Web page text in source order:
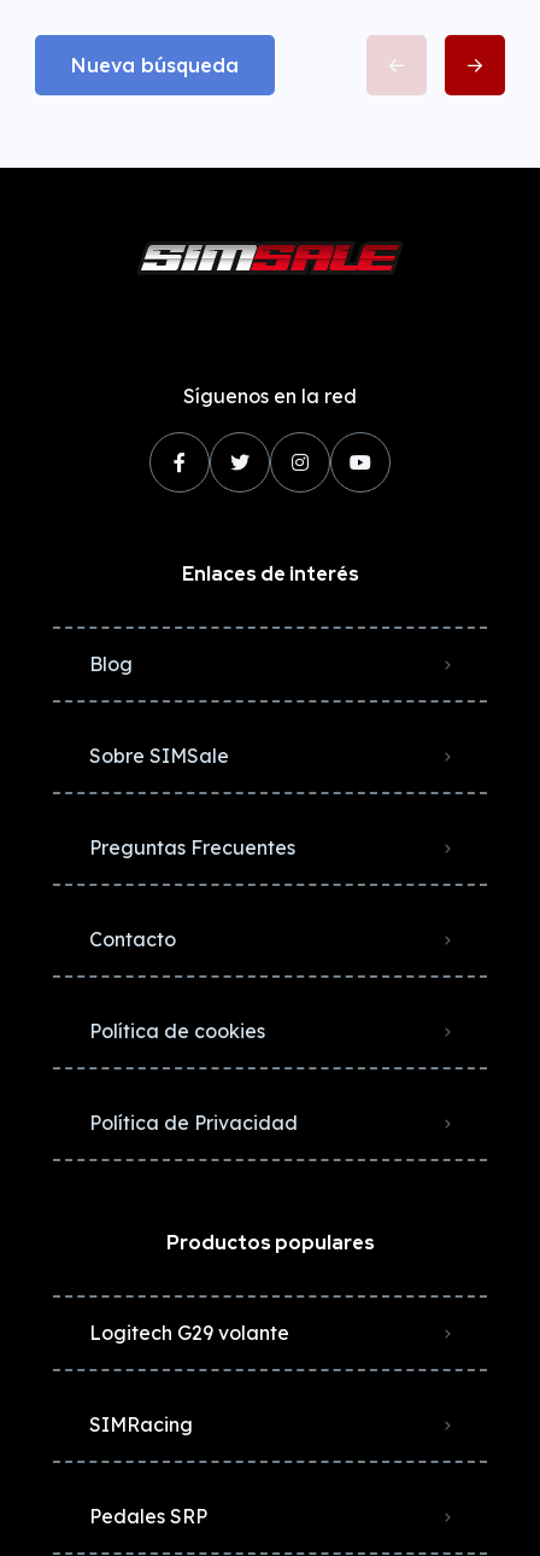
Nueva búsqueda
Síguenos en la red
Enlaces de interés
Blog
Sobre SIMSale
Preguntas Frecuentes
Contacto
Política de cookies
Política de Privacidad
Productos populares
Logitech G29 volante
SIMRacing
Pedales SRP